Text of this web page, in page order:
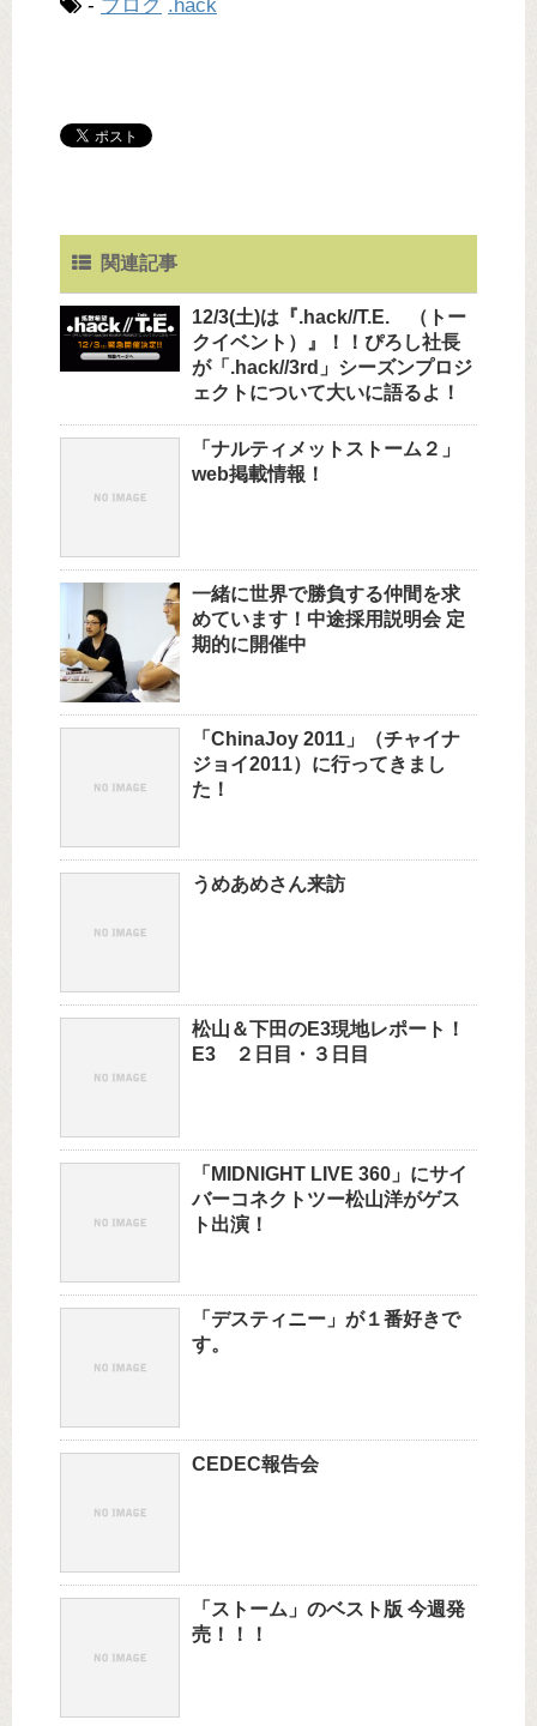
- ブログ .hack
関連記事
12/3(土)は『.hack//T.E. （トー
クイベント）』！！ぴろし社長
が「.hack//3rd」シーズンプロジ
ェクトについて大いに語るよ！
「ナルティメットストーム２」
web掲載情報！
一緒に世界で勝負する仲間を求
めています！中途採用説明会 定
期的に開催中
「ChinaJoy 2011」（チャイナ
ジョイ2011）に行ってきまし
た！
うめあめさん来訪
松山＆下田のE3現地レポート！
E3 ２日目・３日目
「MIDNIGHT LIVE 360」にサイ
バーコネクトツー松山洋がゲス
ト出演！
「デスティニー」が１番好きで
す。
CEDEC報告会
「ストーム」のベスト版 今週発
売！！！